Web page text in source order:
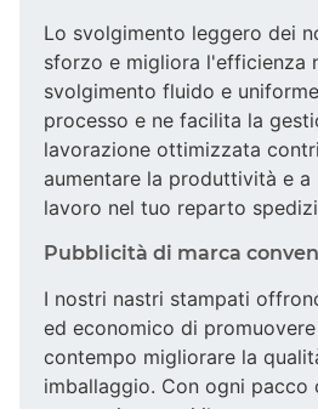
Lo svolgimento leggero dei
sforzo e migliora l'efficienza
svolgimento fluido e
processo e ne facilita la
lavorazione ottimizzata
aumentare la produttività e
lavoro nel tuo reparto
Pubblicità di marca
I nostri nastri stampati
ed economico di
contempo migliorare la
imballaggio. Con ogni pacco